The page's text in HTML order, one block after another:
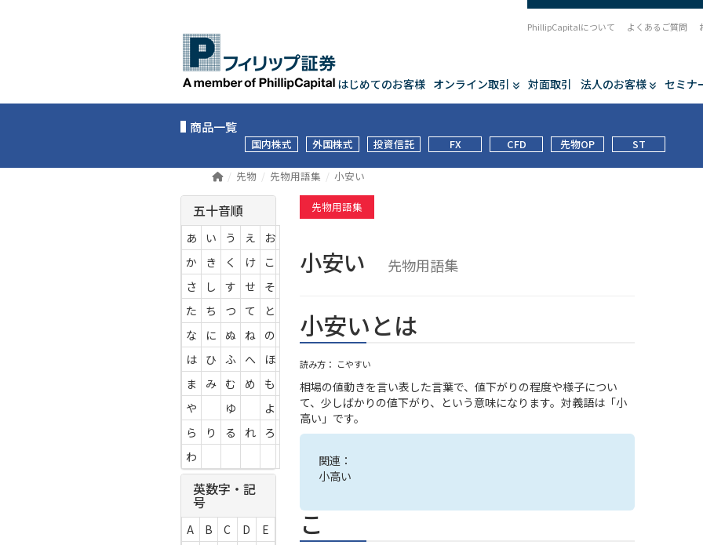
はじめてのお客様 オンライン取引 対面取引 法人のお客様 セミナ
PhillipCapitalについて よくあるご質問
商品一覧
国内株式 外国株式 投資信託 FX CFD 先物OP ST
先物 先物用語集 小安い
先物用語集
小安い 先物用語集
小安いとは
読み方： こやすい
相場の値動きを言い表した言葉で、値下がりの程度や様子につい
て、少しばかりの値下がり、という意味になります。対義語は「小
高い」です。
関連：
小高い
こ
五十音順
あ い う え
お
か
き く け
こ
さ
し す せ
そ
た
ち つ て
と
な
に ぬ ね
の
は
ひ ふ へ
ほ
ま
み む め
も
や
ゆ
よ
ら
り る れ
ろ
わ
英数字・記
号
A B C D
E